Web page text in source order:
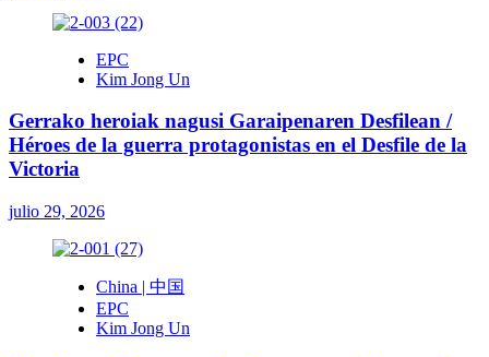
EPC
Kim Jong Un
Gerrako heroiak nagusi Garaipenaren Desfilean /
Héroes de la guerra protagonistas en el Desfile de la
Victoria
julio 29, 2026
China | 中国
EPC
Kim Jong Un